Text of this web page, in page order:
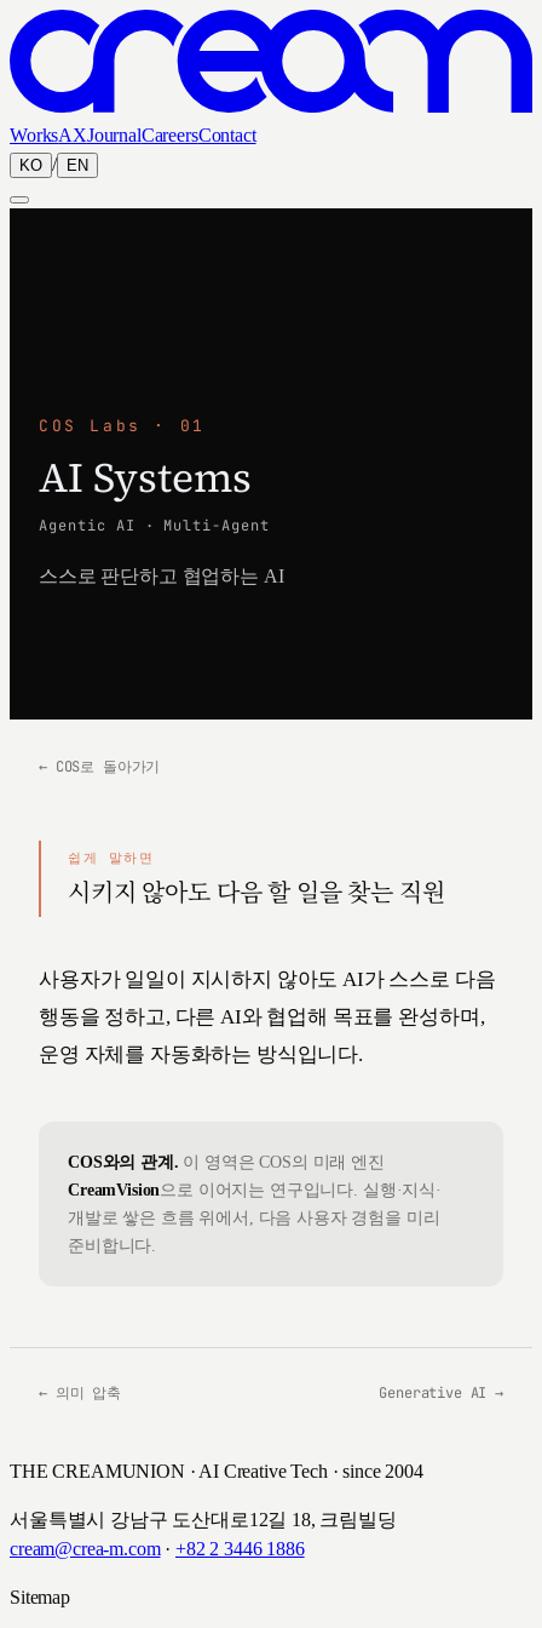
WorksAXJournalCareersContact
KO / EN
COS Labs · 01
AI Systems
Agentic AI · Multi-Agent
스스로 판단하고 협업하는 AI
← COS로 돌아가기
쉽게 말하면
시키지 않아도 다음 할 일을 찾는 직원
사용자가 일일이 지시하지 않아도 AI가 스스로 다음
행동을 정하고, 다른 AI와 협업해 목표를 완성하며,
운영 자체를 자동화하는 방식입니다.
COS와의 관계. 이 영역은 COS의 미래 엔진
CreamVision으로 이어지는 연구입니다. 실행·지식·
개발로 쌓은 흐름 위에서, 다음 사용자 경험을 미리
준비합니다.
← 의미 압축 Generative AI →
THE CREAMUNION · AI Creative Tech · since 2004
서울특별시 강남구 도산대로12길 18, 크림빌딩
cream@crea-m.com· +82 2 3446 1886
Sitemap